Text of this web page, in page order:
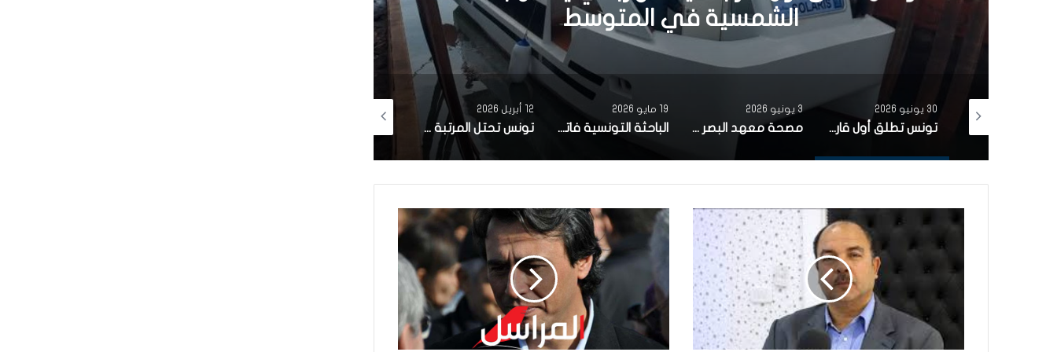
اكثر من 50 عملية جراحية لازالة الماء الابيض مجانا
لفائدة عدد من اهالي قفصة
3 يونيو 2026
مصحة معهد البصر والشبكية بالبحيرة 1 تقوم باجراء اكثر من 50 عملية جراحية لازالة الماء الابيض مجانا لفائدة عدد من اهالي قفصة
19 مايو 2026
الباحثة التونسية فاتن المولدي تنجح في الحصول على براءة اختراع في الولايات المتحدة الأمريكية، وذلك بعد ابتكارها محركاً هجيناً ثورياً
12 أبريل 2026
تونس تحتل المرتبة الاولى افريقيا من حيث عدد النساء المطورات للبرمجيات
10 أبريل 2026
بعد أن أصبحت في حالة كارثية بسبب الأوساخ والروائح الكريهة.. شابتان من رادس تقومان بمجهودهما الخاص بتنظيف محطة القطار ونفقها (صور)